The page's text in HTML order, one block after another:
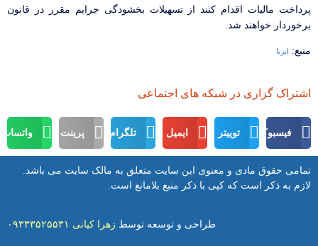
پرداخت مالیات اقدام کنند از تسهیلات بخشودگی جرایم مقرر در قانون
برخوردار خواهند شد.
منبع: ایرنا
اشتراک گزاری در شبکه های اجتماعی
فیسبوک توییتر ایمیل تلگرام پرینت واتساپ
تمامی حقوق مادی و معنوی این سایت متعلق به مالک سایت می باشد.
لازم به ذکر است که کپی با ذکر منبع بلامانع است.
طراحی و توسعه توسط زهرا کیانی ۰۹۳۳۳۵۲۵۵۳۱